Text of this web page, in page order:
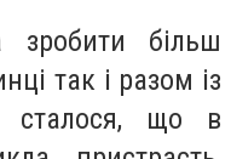
більш
так і разом із
сталося, що в